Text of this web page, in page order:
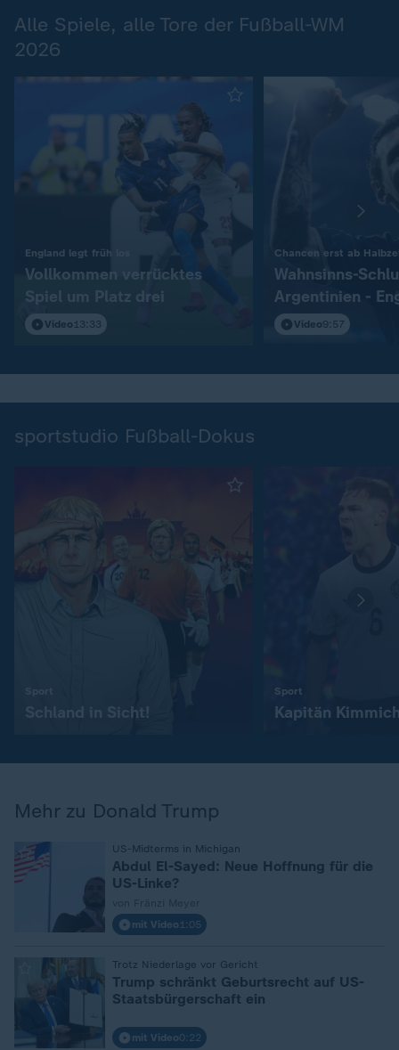
Alle Spiele, alle Tore der Fußball-WM
2026
England legt früh los
Vollkommen verrücktes
Spiel um Platz drei
Video 13:33
Chancen erst ab
Wahnsinns-
Argentinien -
Video9:57
sportstudio Fußball-Dokus
Schland in Sicht!
Sport
Kapitän
Mehr zu Donald Trump
US-Midterms in Michigan
:
Abdul El-Sayed: Neue Hoffnung für die
US-Linke?
mit Video 1:05
Trotz Niederlage vor Gericht
Trump schränkt Geburtsrecht auf US-
Staatsbürgerschaft ein
mit Video0:22